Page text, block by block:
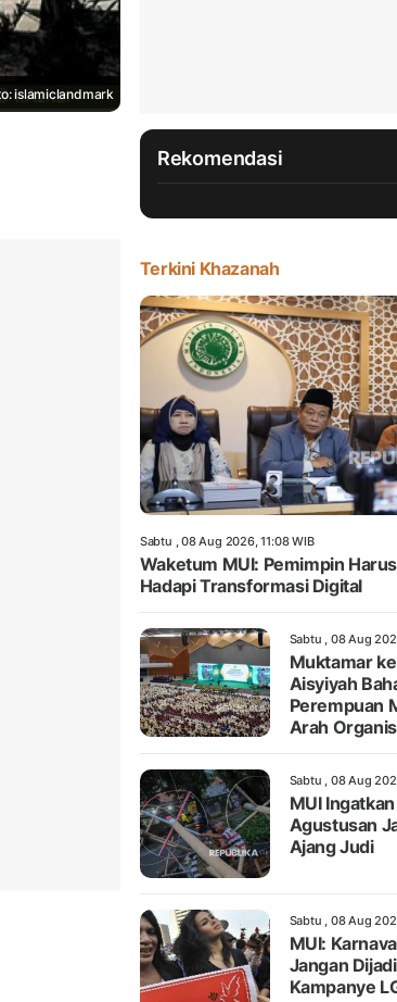
islamiclandmark
Rekomendasi
Terkini Khazanah
Sabtu , 08 Aug 2026, 11:08 WIB
Waketum MUI: Pemimpin
Hadapi Transformasi Digital
Sabtu , 08 Aug
Muktamar
Aisyiyah
Perempuan
Arah
Sabtu , 08 Aug
MUI
Agustusan
Ajang Judi
Sabtu , 08 Aug
MUI:
Jangan
Kampanye